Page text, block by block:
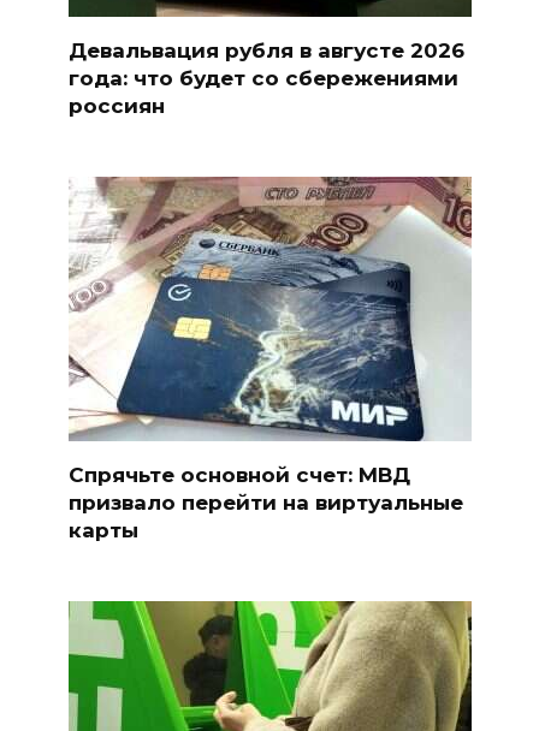
Девальвация рубля в августе 2026
года: что будет со сбережениями
россиян
Спрячьте основной счет: МВД
призвало перейти на виртуальные
карты